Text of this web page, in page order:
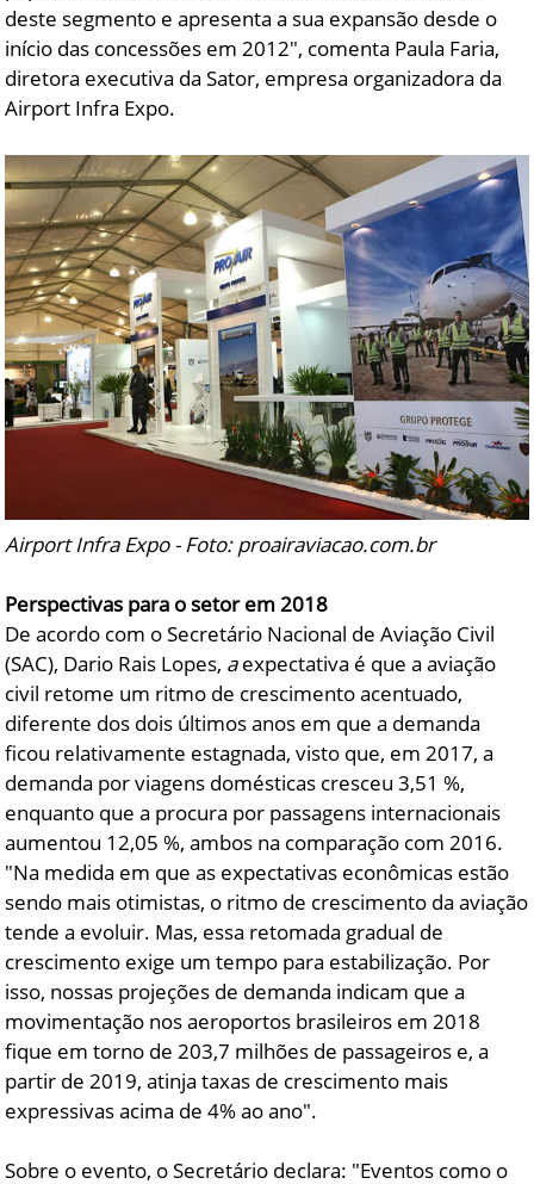
deste segmento e apresenta a sua expansão desde o
início das concessões em 2012", comenta Paula Faria,
diretora executiva da Sator, empresa organizadora da
Airport Infra Expo.
Airport Infra Expo - Foto: proairaviacao.com.br
Perspectivas para o setor em 2018
De acordo com o Secretário Nacional de Aviação Civil
(SAC), Dario Rais Lopes, aexpectativa é que a aviação
civil retome um ritmo de crescimento acentuado,
diferente dos dois últimos anos em que a demanda
ficou relativamente estagnada, visto que, em 2017, a
demanda por viagens domésticas cresceu 3,51 %,
enquanto que a procura por passagens internacionais
aumentou 12,05 %, ambos na comparação com 2016.
"Na medida em que as expectativas econômicas estão
sendo mais otimistas, o ritmo de crescimento da aviação
tende a evoluir. Mas, essa retomada gradual de
crescimento exige um tempo para estabilização. Por
isso, nossas projeções de demanda indicam que a
movimentação nos aeroportos brasileiros em 2018
fique em torno de 203,7 milhões de passageiros e, a
partir de 2019, atinja taxas de crescimento mais
expressivas acima de 4% ao ano".
Sobre o evento, o Secretário declara: "Eventos como o